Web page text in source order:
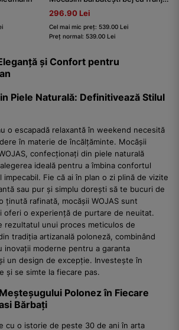
296.90 Lei
Cel mai mic preț: 539.00 Lei
Preț normal: 539.00 Lei
și Confort pentru
Piele Naturală: Definitivează Stilul
o escapadă relaxantă în weekend necesită
în materie de încălțăminte. Mocășii
confecționați din piele naturală
ideală pentru a îmbina confortul
Fie că ai în plan o zi plină de vizite
sau pur și simplu dorești să te bucuri de
ținută rafinată, mocășii WOJAS sunt
oferi o experiență de purtare de neuitat.
rezultatul unui proces meticulos de
tradiția artizanală poloneză, combinând
inovații moderne pentru a garanta
un design de excepție. Investește în
și se simte la fiecare pas.
Polonez în Fiecare
Bărbați
cu o istorie de peste 30 de ani în arta